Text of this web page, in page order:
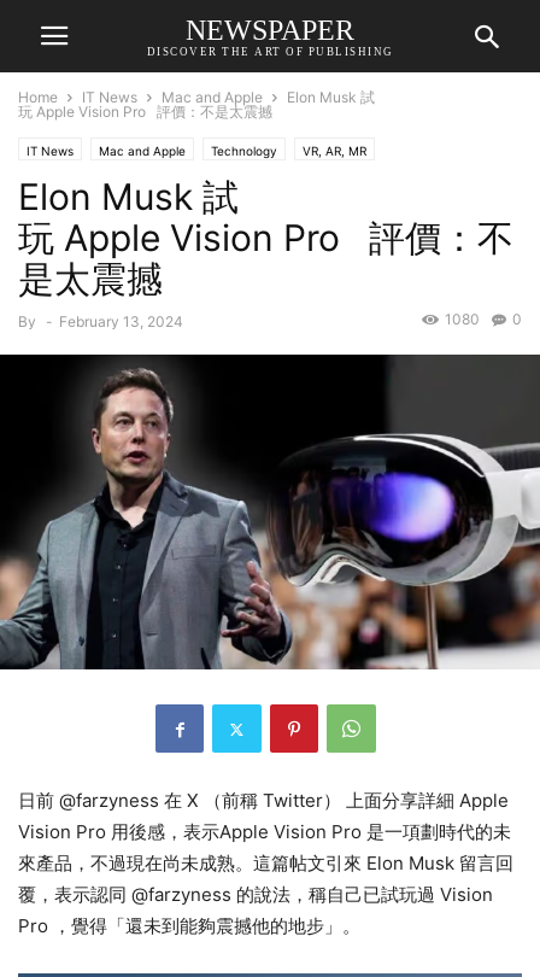
NEWSPAPER
DISCOVER THE ART OF PUBLISHING
Home IT News Mac and Apple
Elon Musk 試
玩 Apple Vision Pro 評價：不是太震撼
IT News Mac and Apple Technology VR, AR, MR
Elon Musk 試
玩 Apple Vision Pro 評價：不
是太震撼
By - February 13, 2024 0
1080
日前 @farzyness 在 X （前稱 Twitter） 上面分享詳細 Apple
Vision Pro 用後感，表示Apple Vision Pro 是一項劃時代的未
來產品，不過現在尚未成熟。這篇帖文引來 Elon Musk 留言回
覆，表示認同 @farzyness 的說法，稱自己已試玩過 Vision
Pro ，覺得「還未到能夠震撼他的地步」。